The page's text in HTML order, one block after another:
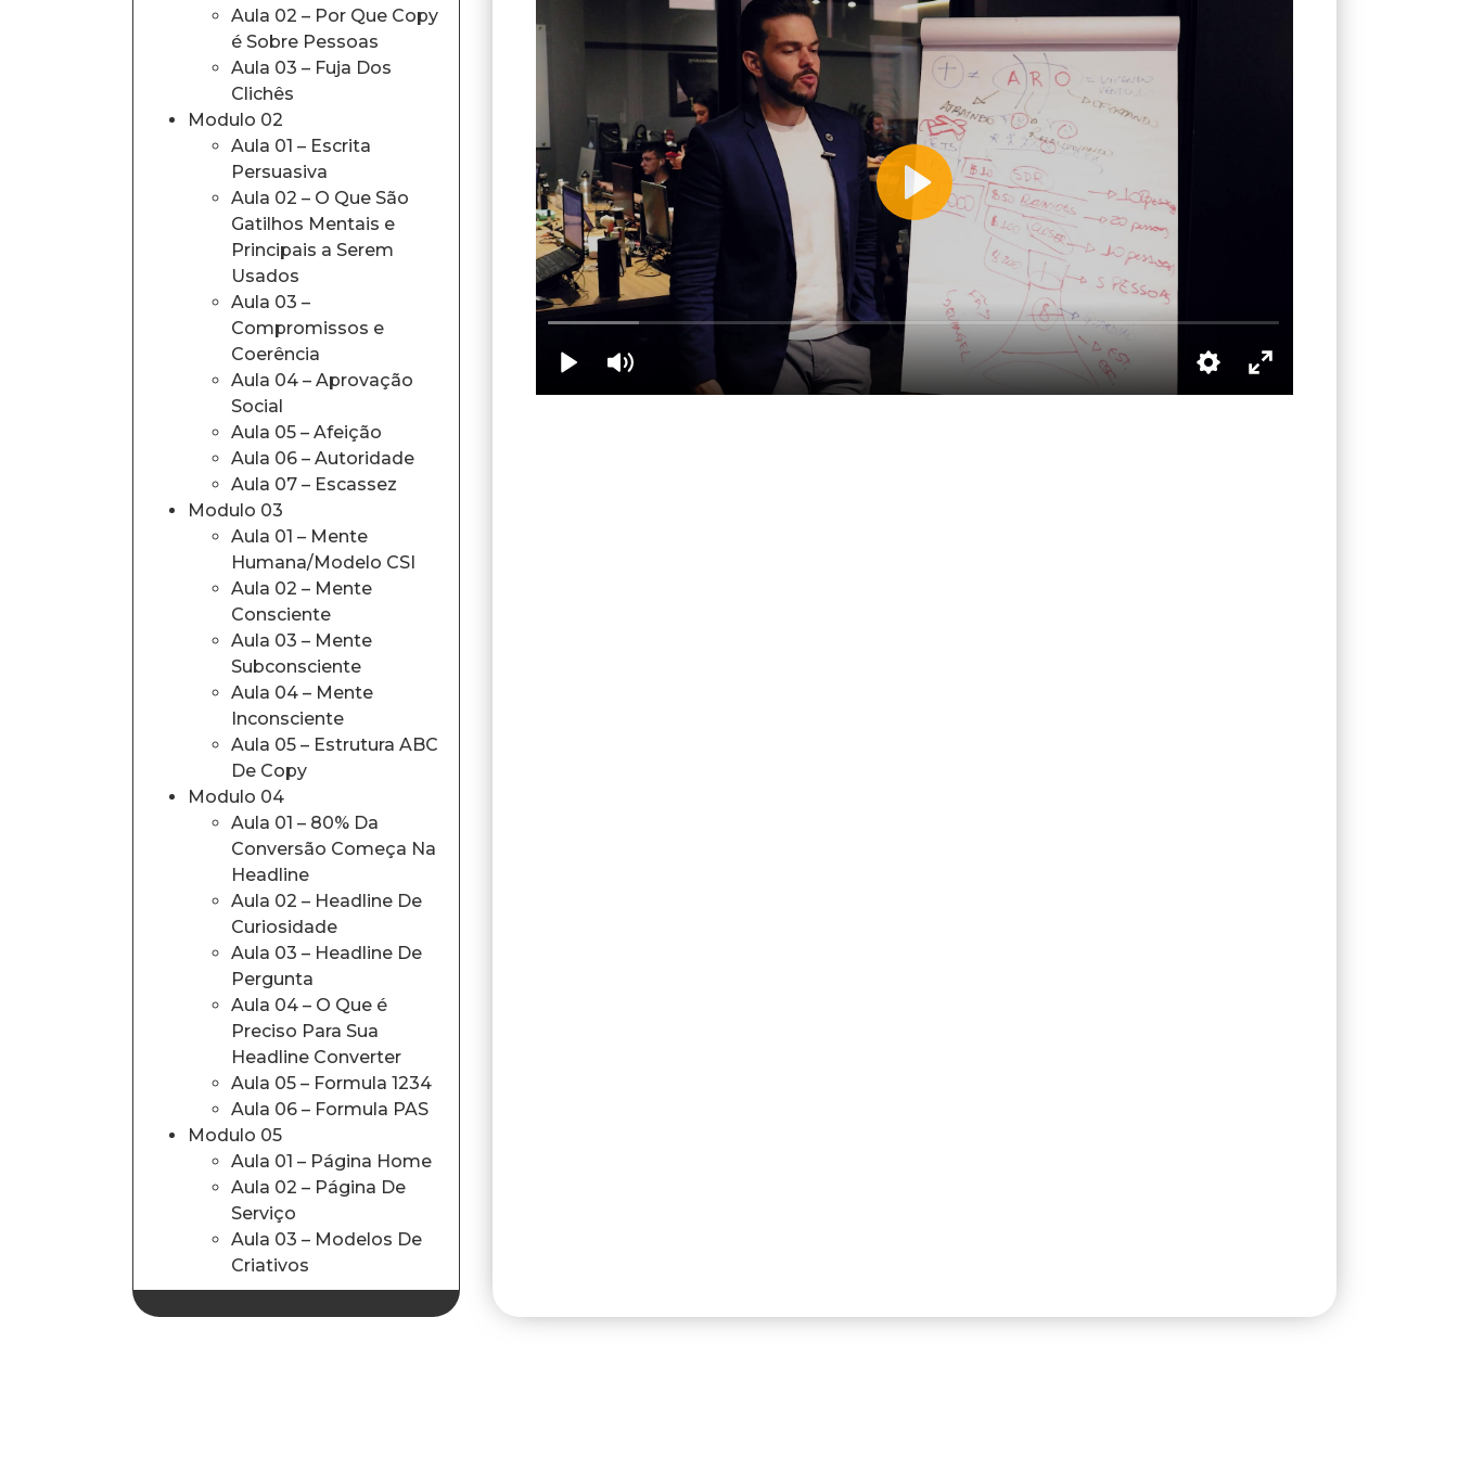
Aula 02 – Por Que Copy
é Sobre Pessoas
Aula 03 – Fuja Dos
Clichês
Modulo 02
Aula 01 – Escrita
Persuasiva
Aula 02 – O Que São
Gatilhos Mentais e
Principais a Serem
Usados
Aula 03 –
Compromissos e
Coerência
Aula 04 – Aprovação
Social
Aula 05 – Afeição
Aula 06 – Autoridade
Aula 07 – Escassez
Modulo 03
Aula 01 – Mente
Humana/Modelo CSI
Aula 02 – Mente
Consciente
Aula 03 – Mente
Subconsciente
Aula 04 – Mente
Inconsciente
Aula 05 – Estrutura ABC
De Copy
Modulo 04
Aula 01 – 80% Da
Conversão Começa Na
Headline
Aula 02 – Headline De
Curiosidade
Aula 03 – Headline De
Pergunta
Aula 04 – O Que é
Preciso Para Sua
Headline Converter
Aula 05 – Formula 1234
Aula 06 – Formula PAS
Modulo 05
Aula 01 – Página Home
Aula 02 – Página De
Serviço
Aula 03 – Modelos De
Criativos